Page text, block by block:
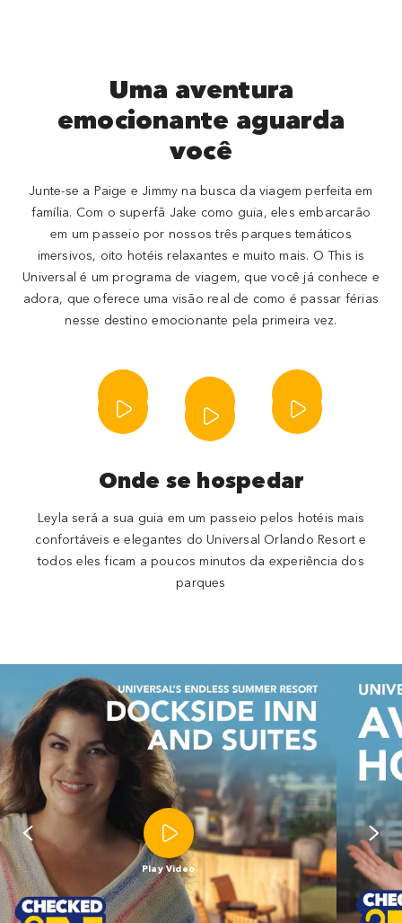
Uma aventura
emocionante aguarda
você
Junte-se a Paige e Jimmy na busca da viagem perfeita em
família. Com o superfã Jake como guia, eles embarcarão
em um passeio por nossos três parques temáticos
imersivos, oito hotéis relaxantes e muito mais. O This is
Universal é um programa de viagem, que você já conhece e
adora, que oferece uma visão real de como é passar férias
nesse destino emocionante pela primeira vez.
Onde se hospedar
Leyla será a sua guia em um passeio pelos hotéis mais
confortáveis e elegantes do Universal Orlando Resort e
todos eles ficam a poucos minutos da experiência dos
parques
Play Video